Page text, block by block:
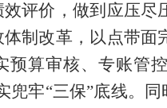
评价，做到应压
制改革，以点带面
预算审核、专账管
兜牢“三保”底线。